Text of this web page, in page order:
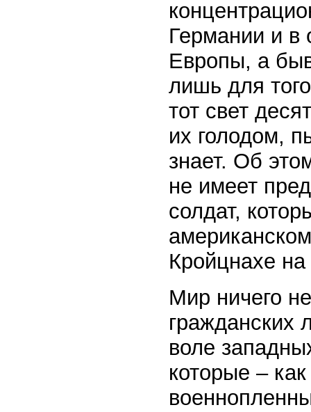
Германии и в
Европы, а
лишь для
тот свет
их голодом,
знает. Об
не имеет
солдат,
Кройцнахе
Мир ничего
гражданских
воле
которые –